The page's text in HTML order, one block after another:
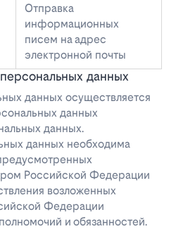
Отправка
информационных
писем на адрес
электронной почты
данных
данных осуществляется
данных
данных.
данных необходима
Российской Федерации
возложенных
Федерации
и обязанностей.